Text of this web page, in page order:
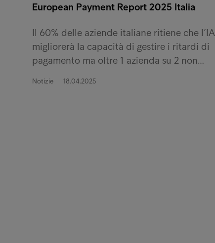
European Payment Report 2025 Italia
Il 60% delle aziende italiane ritiene che l’IA
migliorerà la capacità di gestire i ritardi di
pagamento ma oltre 1 azienda su 2 non…
Notizie 18.04.2025